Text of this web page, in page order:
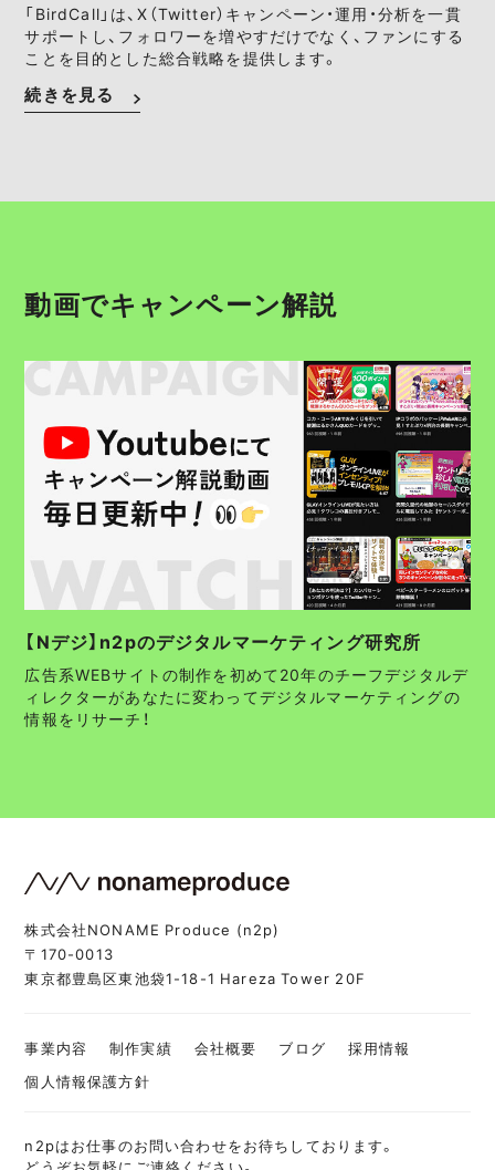
「BirdCall」は、X（Twitter）キャンペーン・運用・分析を一貫
サポートし、フォロワーを増やすだけでなく、ファンにする
ことを目的とした総合戦略を提供します。
続きを見る
動画でキャンペーン解説
【Nデジ】n2pのデジタルマーケティング研究所
広告系WEBサイトの制作を初めて20年のチーフデジタルデ
ィレクターがあなたに変わってデジタルマーケティングの
情報をリサーチ！
株式会社NONAME Produce (n2p)
〒170-0013
東京都豊島区東池袋1-18-1 Hareza Tower 20F
事業内容 制作実績 会社概要 ブログ
採用情報
個人情報保護方針
n2pはお仕事のお問い合わせをお待ちしております。